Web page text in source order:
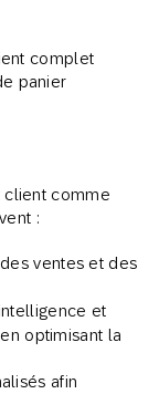
complet
panier
client comme
:
ventes et des
et
optimisant la
afin